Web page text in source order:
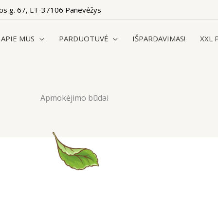
g. 67, LT-37106 Panevėžys
APIE MUS PARDUOTUVĖ IŠPARDAVIMAS! XXL
Apmokėjimo būdai